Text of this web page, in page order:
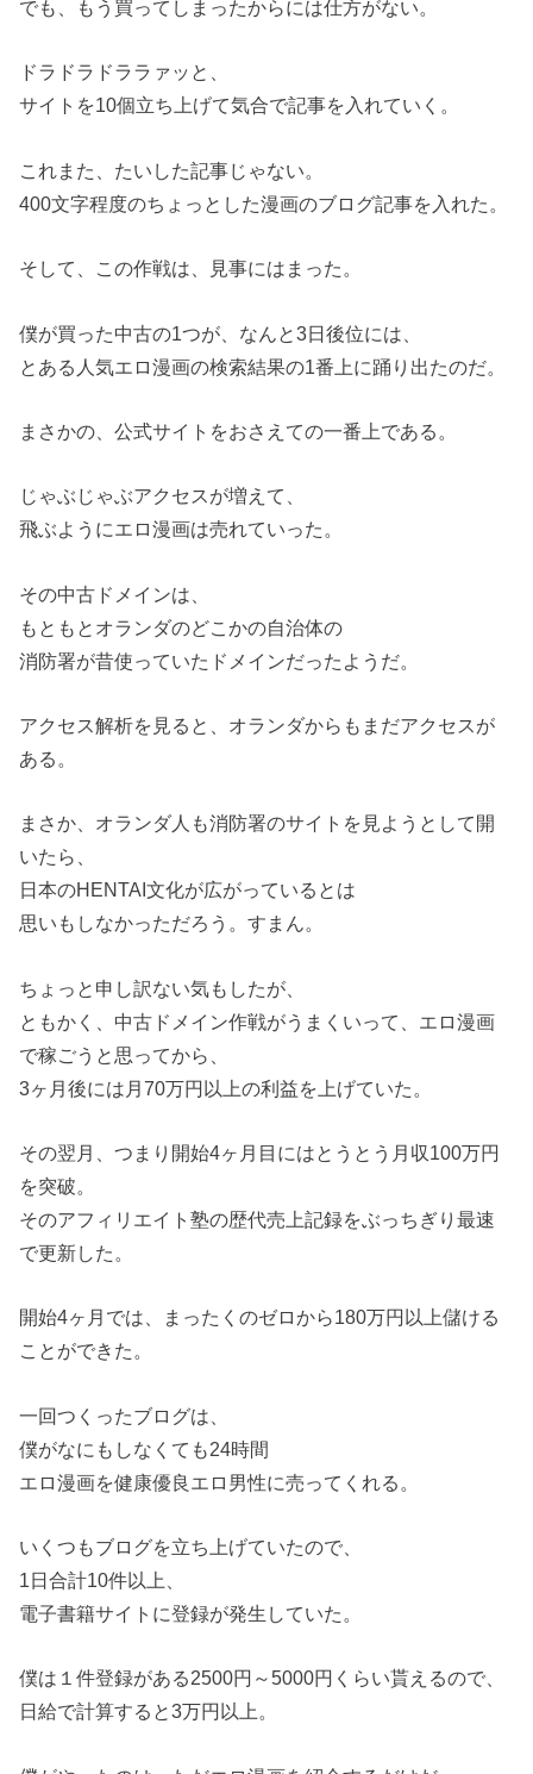
でも、もう買ってしまったからには仕方がない。
ドラドラドララァッと、
サイトを10個立ち上げて気合で記事を入れていく。
これまた、たいした記事じゃない。
400文字程度のちょっとした漫画のブログ記事を入れた。
そして、この作戦は、見事にはまった。
僕が買った中古の1つが、なんと3日後位には、
とある人気エロ漫画の検索結果の1番上に踊り出たのだ。
まさかの、公式サイトをおさえての一番上である。
じゃぶじゃぶアクセスが増えて、
飛ぶようにエロ漫画は売れていった。
その中古ドメインは、
もともとオランダのどこかの自治体の
消防署が昔使っていたドメインだったようだ。
アクセス解析を見ると、オランダからもまだアクセスが
ある。
まさか、オランダ人も消防署のサイトを見ようとして開
いたら、
日本のHENTAI文化が広がっているとは
思いもしなかっただろう。すまん。
ちょっと申し訳ない気もしたが、
ともかく、中古ドメイン作戦がうまくいって、エロ漫画
で稼ごうと思ってから、
3ヶ月後には月70万円以上の利益を上げていた。
その翌月、つまり開始4ヶ月目にはとうとう月収100万円
を突破。
そのアフィリエイト塾の歴代売上記録をぶっちぎり最速
で更新した。
開始4ヶ月では、まったくのゼロから180万円以上儲ける
ことができた。
一回つくったブログは、
僕がなにもしなくても24時間
エロ漫画を健康優良エロ男性に売ってくれる。
いくつもブログを立ち上げていたので、
1日合計10件以上、
電子書籍サイトに登録が発生していた。
僕は１件登録がある2500円～5000円くらい貰えるので、
日給で計算すると3万円以上。